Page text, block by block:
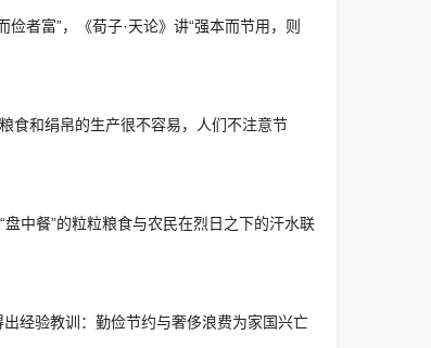
者富”，《荀子·天论》讲“强本而节用，则
食和绢帛的生产很不容易，人们不注意节
中餐”的粒粒粮食与农民在烈日之下的汗水联
经验教训：勤俭节约与奢侈浪费为家国兴亡